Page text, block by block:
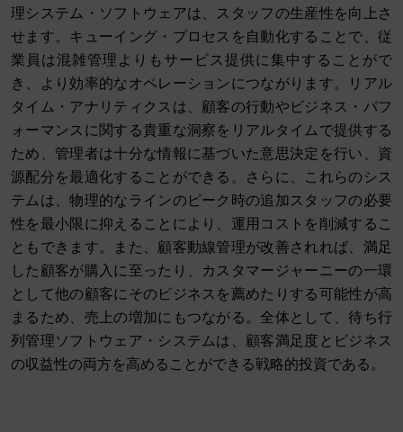
理システム・ソフトウェアは、スタッフの生産性を向上さ
せます。キューイング・プロセスを自動化することで、従
業員は混雑管理よりもサービス提供に集中することがで
き、より効率的なオペレーションにつながります。リアル
タイム・アナリティクスは、顧客の行動やビジネス・パフ
ォーマンスに関する貴重な洞察をリアルタイムで提供する
ため、管理者は十分な情報に基づいた意思決定を行い、資
源配分を最適化することができる。さらに、これらのシス
テムは、物理的なラインのピーク時の追加スタッフの必要
性を最小限に抑えることにより、運用コストを削減するこ
ともできます。また、顧客動線管理が改善されれば、満足
した顧客が購入に至ったり、カスタマージャーニーの一環
として他の顧客にそのビジネスを薦めたりする可能性が高
まるため、売上の増加にもつながる。全体として、待ち行
列管理ソフトウェア・システムは、顧客満足度とビジネス
の収益性の両方を高めることができる戦略的投資である。